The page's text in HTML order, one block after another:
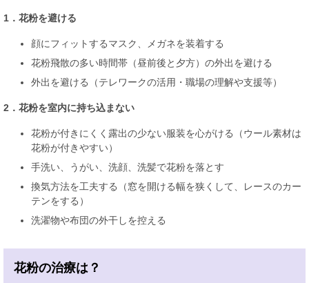
1．花粉を避ける
顔にフィットするマスク、メガネを装着する
花粉飛散の多い時間帯（昼前後と夕方）の外出を避ける
外出を避ける（テレワークの活用・職場の理解や支援等）
2．花粉を室内に持ち込まない
花粉が付きにくく露出の少ない服装を心がける（ウール素材は
花粉が付きやすい）
手洗い、うがい、洗顔、洗髪で花粉を落とす
換気方法を工夫する（窓を開ける幅を狭くして、レースのカー
テンをする）
洗濯物や布団の外干しを控える
花粉の治療は？